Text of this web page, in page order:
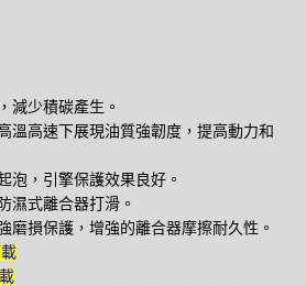
減少積碳產生。
溫高速下展現油質強韌度，提高動力和
泡，引擎保護效果良好。
濕式離合器打滑。
磨損保護，增強的離合器摩擦耐久性。
載
載